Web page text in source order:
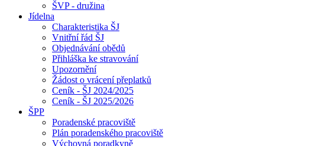
ŠVP - družina
Jídelna
Charakteristika ŠJ
Vnitřní řád ŠJ
Objednávání obědů
Přihláška ke stravování
Upozornění
Žádost o vrácení přeplatků
Ceník - ŠJ 2024/2025
Ceník - ŠJ 2025/2026
ŠPP
Poradenské pracoviště
Plán poradenského pracoviště
Výchovná poradkyně